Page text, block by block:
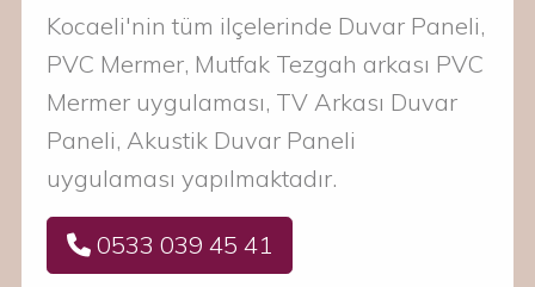
Kocaeli'nin tüm ilçelerinde Duvar Paneli,
PVC Mermer, Mutfak Tezgah arkası PVC
Mermer uygulaması, TV Arkası Duvar
Paneli, Akustik Duvar Paneli
uygulaması yapılmaktadır.
0533 039 45 41